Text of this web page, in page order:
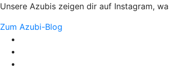
Unsere Azubis zeigen dir auf Instagram,
Zum Azubi-Blog